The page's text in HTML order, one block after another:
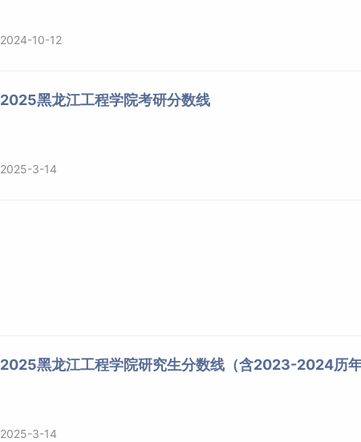
2024-10-12
2025黑龙江工程学院考研分数线
2025-3-14
2025黑龙江工程学院研究生分数线（含2023-2024历年
2025-3-14